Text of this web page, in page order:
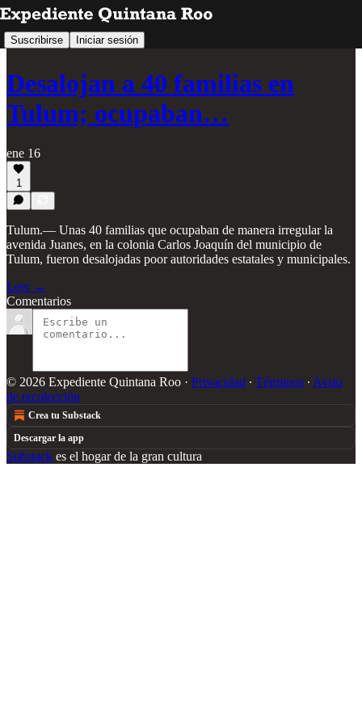
Suscribirse Iniciar sesión
Desalojan a 40 familias en
Tulum; ocupaban…
ene 16
1
Tulum.— Unas 40 familias que ocupaban de manera irregular la
avenida Juanes, en la colonia Carlos Joaquín del municipio de
Tulum, fueron desalojadas poor autoridades estatales y municipales.
Leer →
Comentarios
© 2026 Expediente Quintana Roo · Privacidad ∙ Términos ∙ Aviso
de recolección
Crea tu Substack
Descargar la app
Substack es el hogar de la gran cultura